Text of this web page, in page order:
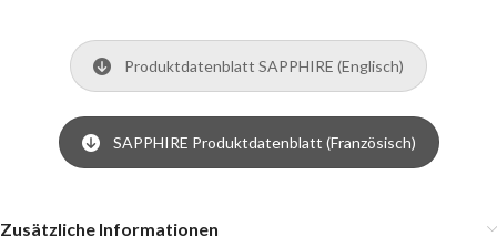
Produktdatenblatt SAPPHIRE (Englisch)
SAPPHIRE Produktdatenblatt (Französisch)
Zusätzliche Informationen